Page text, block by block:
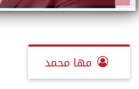
مها محمد